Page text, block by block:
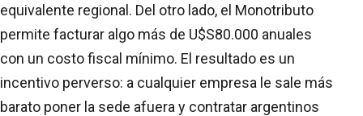
equivalente regional. Del otro lado, el Monotributo
permite facturar algo más de U$S80.000 anuales
con un costo fiscal mínimo. El resultado es un
incentivo perverso: a cualquier empresa le sale más
barato poner la sede afuera y contratar argentinos